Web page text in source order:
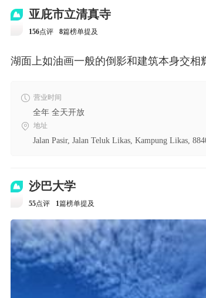
亚庇市立清真寺
156点评 8篇榜单提及
湖面上如油画一般的倒影和建筑本身交相
营业时间
全年 全天开放
地址
Jalan Pasir, Jalan Teluk Likas, Kampung Likas,
沙巴大学
55点评 1篇榜单提及